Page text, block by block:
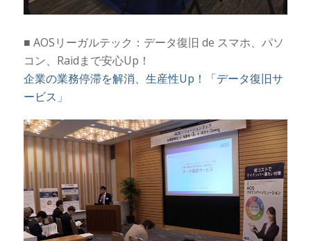
■ AOSリーガルテック：データ復旧 de スマホ、パソ
コン、Raidまで安心Up！
企業の業務停滞を解消、生産性Up！「データ復旧サ
ービス」